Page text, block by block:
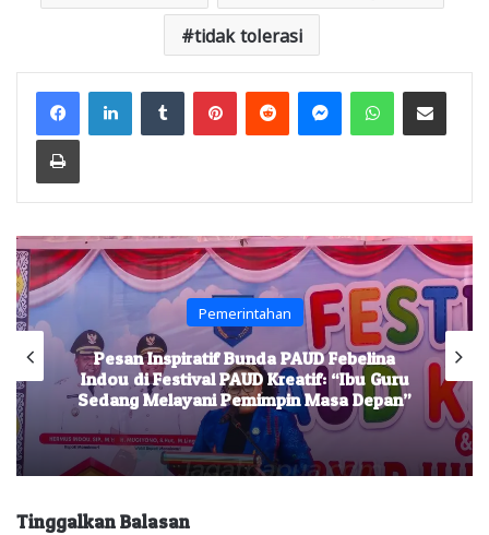
tidak tolerasi
FacebookLinkedInTumblr PinterestReddit MessengerWhatsAppShare via Email
Print
Pemerintahan
Pesan Inspiratif Bunda PAUD Febelina
Indou di Festival PAUD Kreatif: “Ibu Guru
Sedang Melayani Pemimpin Masa Depan”
Tinggalkan Balasan